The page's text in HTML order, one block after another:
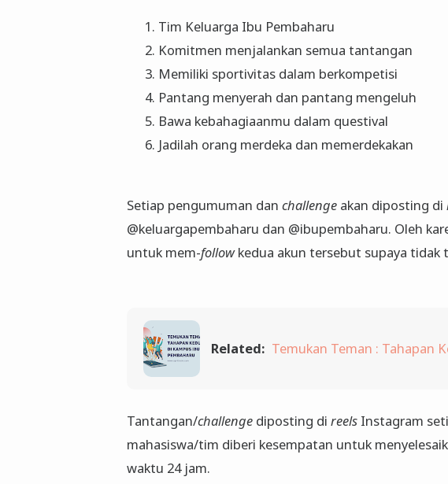
Tim Keluarga Ibu Pembaharu
Komitmen menjalankan semua tantangan
Memiliki sportivitas dalam berkompetisi
Pantang menyerah dan pantang mengeluh
Bawa kebahagiaanmu dalam questival
Jadilah orang merdeka dan memerdekakan
Setiap pengumuman dan challenge akan diposting di
@keluargapembaharu dan @ibupembaharu. Oleh
untuk mem-followkedua akun tersebut supaya
Related: Temukan Teman : Tahapan
Tantangan/challenge diposting di reels Instagram
mahasiswa/tim diberi kesempatan untuk
waktu 24 jam.